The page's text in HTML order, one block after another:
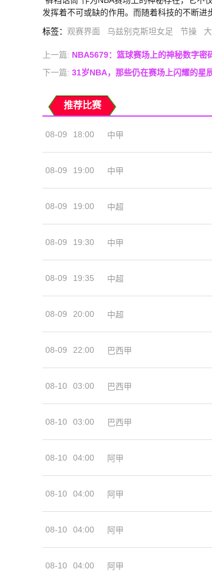
发挥着不可或缺的作用。而随着科技的不断进
标签： 观赛界面 乌兹别克斯坦女足 节操
上一篇: NBA5679：篮球赛场上的神秘数字密
下一篇: 31岁NBA，那些仍在赛场上闪耀的星
推荐比赛
08-09 18:00 中甲
08-09 19:00 中甲
08-09 19:00 中超
08-09 19:30 中甲
08-09 19:35 中超
08-09 20:00 中超
08-09 22:00 巴西甲
08-10 03:00 巴西甲
08-10 03:00 巴西甲
08-10 04:00 阿甲
08-10 04:00 阿甲
08-10 04:00 阿甲
08-10 04:00 阿甲